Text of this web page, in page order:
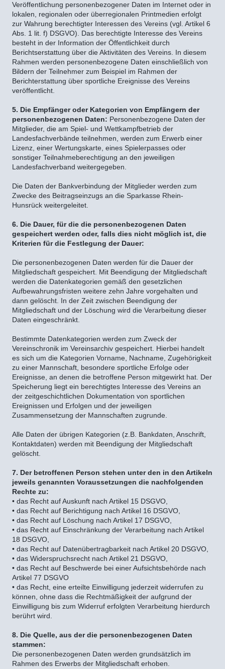
Veröffentlichung personenbezogener Daten im Internet oder in
lokalen, regionalen oder überregionalen Printmedien erfolgt
zur Wahrung berechtigter Interessen des Vereins (vgl. Artikel 6
Abs. 1 lit. f) DSGVO). Das berechtigte Interesse des Vereins
besteht in der Information der Öffentlichkeit durch
Berichtserstattung über die Aktivitäten des Vereins. In diesem
Rahmen werden personenbezogene Daten einschließlich von
Bildern der Teilnehmer zum Beispiel im Rahmen der
Berichterstattung über sportliche Ereignisse des Vereins
veröffentlicht.
5. Die Empfänger oder Kategorien von Empfängern der
personenbezogenen Daten: Personenbezogene Daten der
Mitglieder, die am Spiel- und Wettkampfbetrieb der
Landesfachverbände teilnehmen, werden zum Erwerb einer
Lizenz, einer Wertungskarte, eines Spielerpasses oder
sonstiger Teilnahmeberechtigung an den jeweiligen
Landesfachverband weitergegeben.
Die Daten der Bankverbindung der Mitglieder werden zum
Zwecke des Beitragseinzugs an die Sparkasse Rhein-
Hunsrück weitergeleitet.
6. Die Dauer, für die die personenbezogenen Daten
gespeichert werden oder, falls dies nicht möglich ist, die
Kriterien für die Festlegung der Dauer:
Die personenbezogenen Daten werden für die Dauer der
Mitgliedschaft gespeichert. Mit Beendigung der Mitgliedschaft
werden die Datenkategorien gemäß den gesetzlichen
Aufbewahrungsfristen weitere zehn Jahre vorgehalten und
dann gelöscht. In der Zeit zwischen Beendigung der
Mitgliedschaft und der Löschung wird die Verarbeitung dieser
Daten eingeschränkt.
Bestimmte Datenkategorien werden zum Zweck der
Vereinschronik im Vereinsarchiv gespeichert. Hierbei handelt
es sich um die Kategorien Vorname, Nachname, Zugehörigkeit
zu einer Mannschaft, besondere sportliche Erfolge oder
Ereignisse, an denen die betroffene Person mitgewirkt hat. Der
Speicherung liegt ein berechtigtes Interesse des Vereins an
der zeitgeschichtlichen Dokumentation von sportlichen
Ereignissen und Erfolgen und der jeweiligen
Zusammensetzung der Mannschaften zugrunde.
Alle Daten der übrigen Kategorien (z.B. Bankdaten, Anschrift,
Kontaktdaten) werden mit Beendigung der Mitgliedschaft
gelöscht.
7. Der betroffenen Person stehen unter den in den Artikeln
jeweils genannten Voraussetzungen die nachfolgenden
Rechte zu:
• das Recht auf Auskunft nach Artikel 15 DSGVO,
• das Recht auf Berichtigung nach Artikel 16 DSGVO,
• das Recht auf Löschung nach Artikel 17 DSGVO,
• das Recht auf Einschränkung der Verarbeitung nach Artikel
18 DSGVO,
• das Recht auf Datenübertragbarkeit nach Artikel 20 DSGVO,
• das Widerspruchsrecht nach Artikel 21 DSGVO,
• das Recht auf Beschwerde bei einer Aufsichtsbehörde nach
Artikel 77 DSGVO
• das Recht, eine erteilte Einwilligung jederzeit widerrufen zu
können, ohne dass die Rechtmäßigkeit der aufgrund der
Einwilligung bis zum Widerruf erfolgten Verarbeitung hierdurch
berührt wird.
8. Die Quelle, aus der die personenbezogenen Daten
stammen:
Die personenbezogenen Daten werden grundsätzlich im
Rahmen des Erwerbs der Mitgliedschaft erhoben.